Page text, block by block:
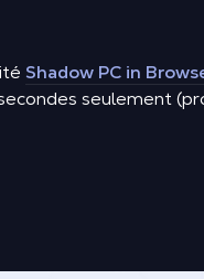
Shadow PC in
seulement